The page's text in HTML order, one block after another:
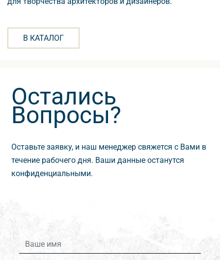
КАТАЛОГ
Остались
опросы?
Оставьте заявку, и наш менеджер свяжется с Вами
течение рабочего дня. Ваши данные останутся
конфиденциальными.
аше
имя